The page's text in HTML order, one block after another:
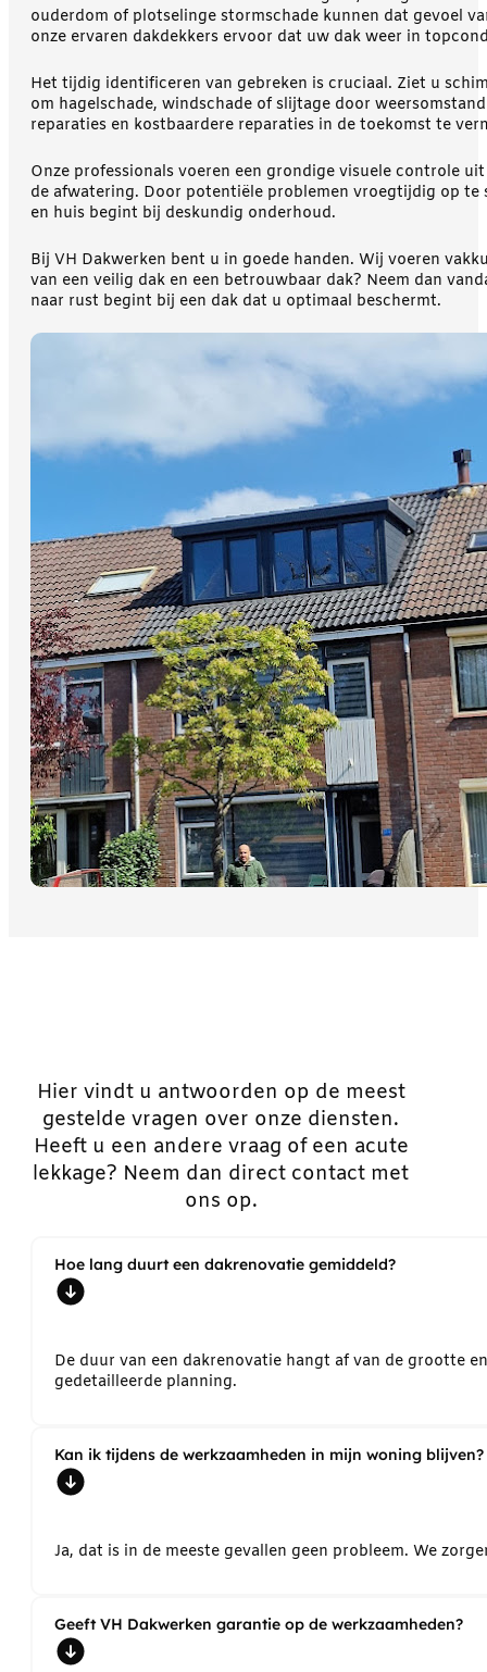
ouderdom of plotselinge stormschade kunnen dat gevoel
onze ervaren dakdekkers ervoor dat uw dak weer in
Het tijdig identificeren van gebreken is cruciaal. Ziet u
om hagelschade, windschade of slijtage door
reparaties en kostbaardere reparaties in de toekomst te
Onze professionals voeren een grondige visuele controle
de afwatering. Door potentiële problemen vroegtijdig op te
en huis begint bij deskundig onderhoud.
Bij VH Dakwerken bent u in goede handen. Wij voeren
van een veilig dak en een betrouwbaar dak? Neem dan
naar rust begint bij een dak dat u optimaal beschermt.
Hier vindt u antwoorden op de meest
gestelde vragen over onze diensten.
Heeft u een andere vraag of een acute
lekkage? Neem dan direct contact met
ons op.
Hoe lang duurt een dakrenovatie gemiddeld?
De duur van een dakrenovatie hangt af van de grootte
gedetailleerde planning.
Kan ik tijdens de werkzaamheden in mijn woning blijven?
Ja, dat is in de meeste gevallen geen probleem. We
Geeft VH Dakwerken garantie op de werkzaamheden?